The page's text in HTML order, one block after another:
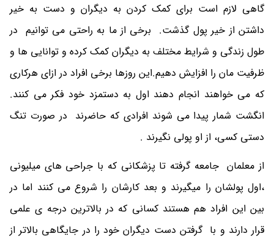
گاهی لازم است برای کمک کردن به دیگران و دست به خیر
داشتن از خیر پول گذشت. برخی از ما به راحتی می توانیم در
طول زندگی و شرایط مختلف به دیگران کمک کرده و توانایی ها و
ظرفیت مان را افزایش دهیم.این روزها برخی افراد در ازای هرکاری
که می خواهند انجام دهند اول به دستمزد خود فکر می کنند.
انگشت شمار پیدا می شوند افرادی که حاضرند در صورت تنگ
دستی کسی، از او پولی نگیرند .
از معلمان جامعه گرفته تا پزشکانی که با جراحی های میلیونی
،اول پولشان را میگیرند و بعد کارشان را شروع می کنند اما در
بین این افراد هم هستند کسانی که در بالاترین درجه ی علمی
قرار دارند و با گرفتن دست دیگران خود را در جایگاهی بالاتر از